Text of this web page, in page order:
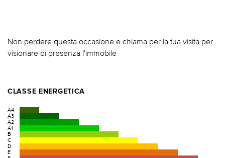
Non perdere questa occasione e chiama per la tua visita per
visionare di presenza l'immobile
CLASSE ENERGETICA
A4
A3
A2
A1
B
C
D
E